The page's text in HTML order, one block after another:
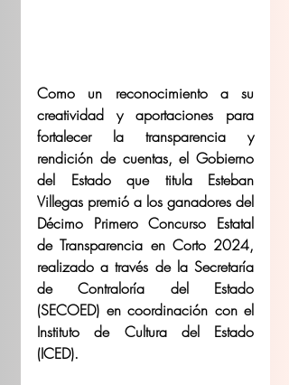
Como un reconocimiento a su
creatividad y aportaciones para
fortalecer la transparencia y
rendición de cuentas, el Gobierno
del Estado que titula Esteban
Villegas premió a los ganadores del
Décimo Primero Concurso Estatal
de Transparencia en Corto 2024,
realizado a través de la Secretaría
de Contraloría del Estado
(SECOED) en coordinación con el
Instituto de Cultura del Estado
(ICED).